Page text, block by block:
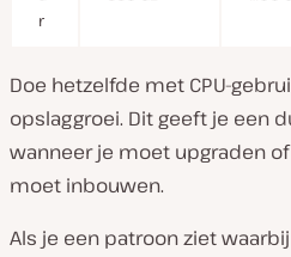
r
Doe hetzelfde met CPU-
opslaggroei. Dit geeft je een
wanneer je moet upgraden
moet inbouwen.
Als je een patroon ziet